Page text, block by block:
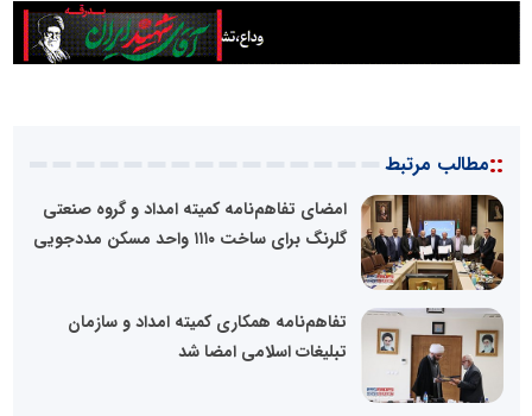
::مطالب مرتبط
امضای تفاهم‌نامه کمیته امداد و گروه صنعتی
گلرنگ برای ساخت ۱۱۱۰ واحد مسکن مددجویی
تفاهم‌نامه همکاری کمیته امداد و سازمان
تبلیغات اسلامی امضا شد